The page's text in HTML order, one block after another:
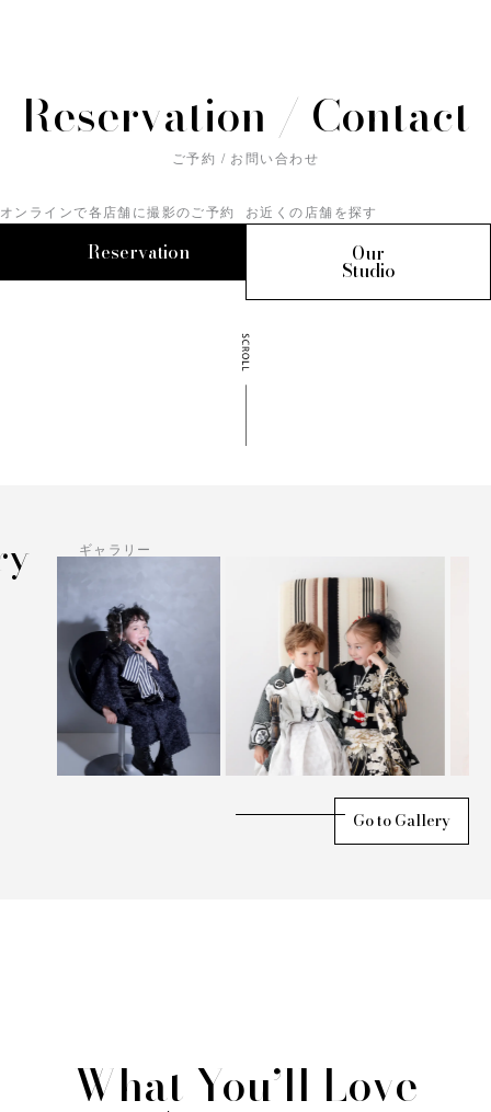
Reservation / Contact
ご予約 / お問い合わせ
オンラインで各店舗に撮影のご予約
Reservation
お近くの店舗を探す
Our
Studio
ギャラリー
Go to Gallery
What You’ll Love